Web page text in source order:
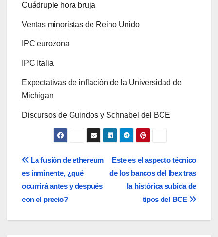
Cuádruple hora bruja
Ventas minoristas de Reino Unido
IPC eurozona
IPC Italia
Expectativas de inflación de la Universidad de
Michigan
Discursos de Guindos y Schnabel del BCE
Navegación
de
entradas
Este es el aspecto técnico
de los bancos del Ibex tras
la histórica subida de
tipos del BCE
La fusión de ethereum
es inminente, ¿qué
ocurrirá antes y después
con el precio?